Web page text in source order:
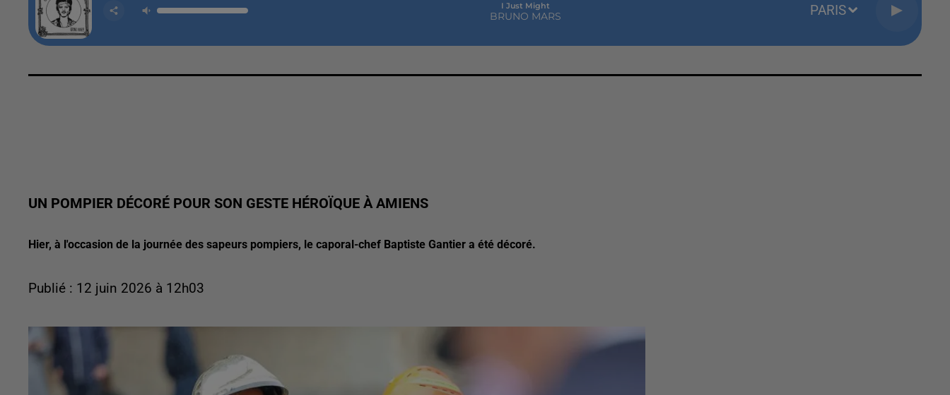
I Just Might
BRUNO MARS PARIS
UN POMPIER DÉCORÉ POUR SON GESTE HÉROÏQUE À AMIENS
Hier, à l'occasion de la journée des sapeurs pompiers, le caporal-chef Baptiste Gantier a été décoré.
Publié : 12 juin 2026 à 12h03